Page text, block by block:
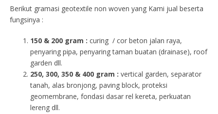
Berikut gramasi geotextile non woven yang Kami jual beserta
fungsinya :
150 & 200 gram : curing / cor beton jalan raya,
penyaring pipa, penyaring taman buatan (drainase), roof
garden dll.
250, 300, 350 & 400 gram : vertical garden, separator
tanah, alas bronjong, paving block, proteksi
geomembrane, fondasi dasar rel kereta, perkuatan
lereng dll.